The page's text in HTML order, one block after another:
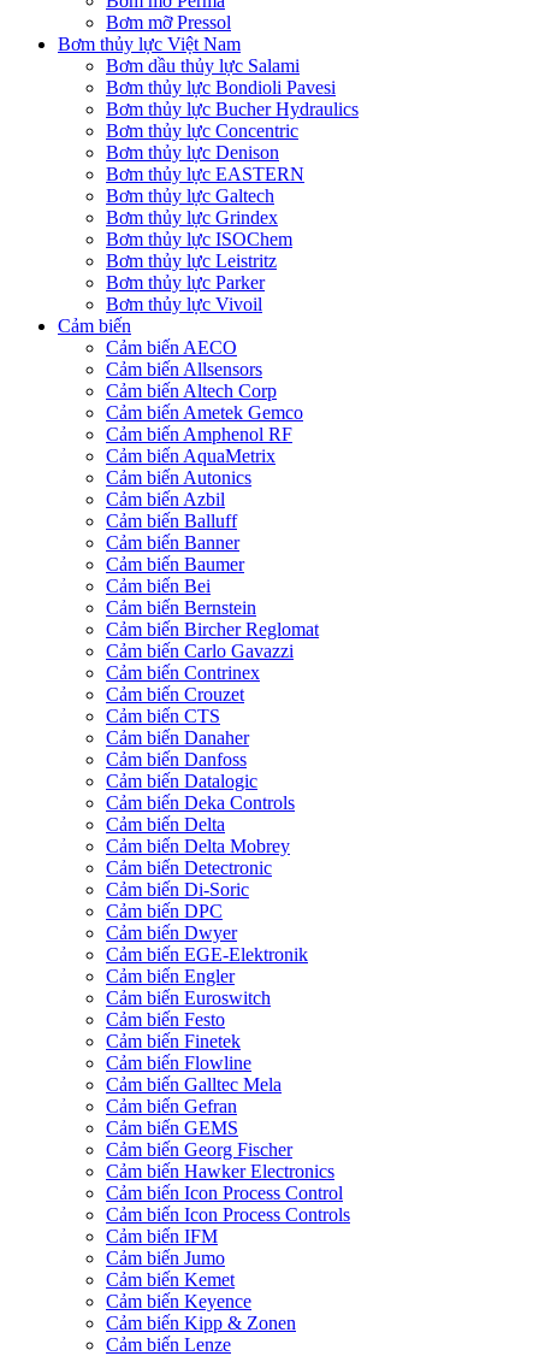
Bơm mỡ Pressol
Bơm thủy lực Việt Nam
Bơm dầu thủy lực Salami
Bơm thủy lực Bondioli Pavesi
Bơm thủy lực Bucher Hydraulics
Bơm thủy lực Concentric
Bơm thủy lực Denison
Bơm thủy lực EASTERN
Bơm thủy lực Galtech
Bơm thủy lực Grindex
Bơm thủy lực ISOChem
Bơm thủy lực Leistritz
Bơm thủy lực Parker
Bơm thủy lực Vivoil
Cảm biến
Cảm biến AECO
Cảm biến Allsensors
Cảm biến Altech Corp
Cảm biến Ametek Gemco
Cảm biến Amphenol RF
Cảm biến AquaMetrix
Cảm biến Autonics
Cảm biến Azbil
Cảm biến Balluff
Cảm biến Banner
Cảm biến Baumer
Cảm biến Bei
Cảm biến Bernstein
Cảm biến Bircher Reglomat
Cảm biến Carlo Gavazzi
Cảm biến Contrinex
Cảm biến Crouzet
Cảm biến CTS
Cảm biến Danaher
Cảm biến Danfoss
Cảm biến Datalogic
Cảm biến Deka Controls
Cảm biến Delta
Cảm biến Delta Mobrey
Cảm biến Detectronic
Cảm biến Di-Soric
Cảm biến DPC
Cảm biến Dwyer
Cảm biến EGE-Elektronik
Cảm biến Engler
Cảm biến Euroswitch
Cảm biến Festo
Cảm biến Finetek
Cảm biến Flowline
Cảm biến Galltec Mela
Cảm biến Gefran
Cảm biến GEMS
Cảm biến Georg Fischer
Cảm biến Hawker Electronics
Cảm biến Icon Process Control
Cảm biến Icon Process Controls
Cảm biến IFM
Cảm biến Jumo
Cảm biến Kemet
Cảm biến Keyence
Cảm biến Kipp & Zonen
Cảm biến Lenze